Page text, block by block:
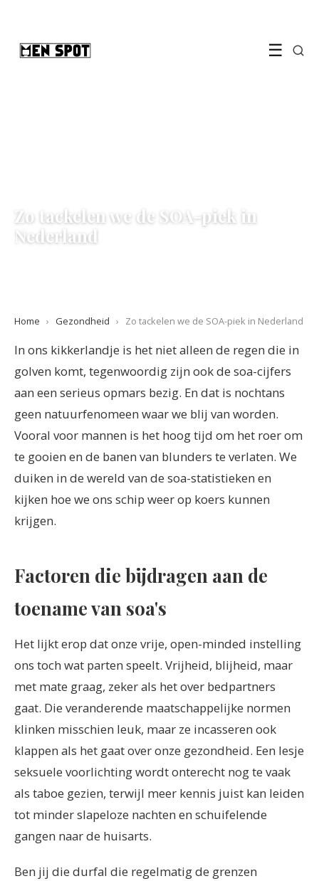
☰
Zo tackelen we de SOA-piek in
Nederland
Home › Gezondheid › Zo tackelen we de SOA-piek in Nederland
In ons kikkerlandje is het niet alleen de regen die in
golven komt, tegenwoordig zijn ook de soa-cijfers
aan een serieus opmars bezig. En dat is nochtans
geen natuurfenomeen waar we blij van worden.
Vooral voor mannen is het hoog tijd om het roer om
te gooien en de banen van blunders te verlaten. We
duiken in de wereld van de soa-statistieken en
kijken hoe we ons schip weer op koers kunnen
krijgen.
Factoren die bijdragen aan de
toename van soa's
Het lijkt erop dat onze vrije, open-minded instelling
ons toch wat parten speelt. Vrijheid, blijheid, maar
met mate graag, zeker als het over bedpartners
gaat. Die veranderende maatschappelijke normen
klinken misschien leuk, maar ze incasseren ook
klappen als het gaat over onze gezondheid. Een lesje
seksuele voorlichting wordt onterecht nog te vaak
als taboe gezien, terwijl meer kennis juist kan leiden
tot minder slapeloze nachten en schuifelende
gangen naar de huisarts.
Ben jij die durfal die regelmatig de grenzen